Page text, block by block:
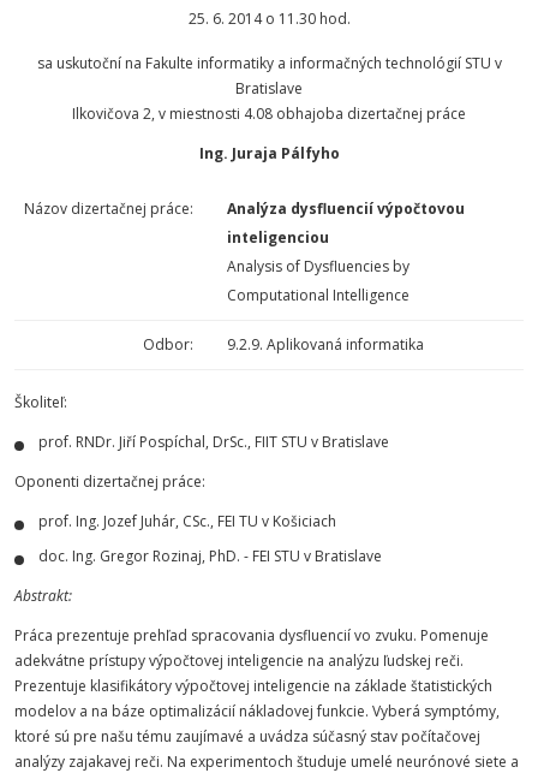
25. 6. 2014 o 11.30 hod.
sa uskutoční na Fakulte informatiky a informačných technológií STU v
Bratislave
Ilkovičova 2, v miestnosti 4.08 obhajoba dizertačnej práce
Ing. Juraja Pálfyho
Názov dizertačnej práce:
Analýza dysfluencií výpočtovou
inteligenciou
Analysis of Dysfluencies by
Computational Intelligence
Odbor: 9.2.9. Aplikovaná informatika
Školiteľ:
prof. RNDr. Jiří Pospíchal, DrSc., FIIT STU v Bratislave
Oponenti dizertačnej práce:
prof. Ing. Jozef Juhár, CSc., FEI TU v Košiciach
doc. Ing. Gregor Rozinaj, PhD. - FEI STU v Bratislave
Abstrakt:
Práca prezentuje prehľad spracovania dysfluencií vo zvuku. Pomenuje
adekvátne prístupy výpočtovej inteligencie na analýzu ľudskej reči.
Prezentuje klasifikátory výpočtovej inteligencie na základe štatistických
modelov a na báze optimalizácií nákladovej funkcie. Vyberá symptómy,
ktoré sú pre našu tému zaujímavé a uvádza súčasný stav počítačovej
analýzy zajakavej reči. Na experimentoch študuje umelé neurónové siete a